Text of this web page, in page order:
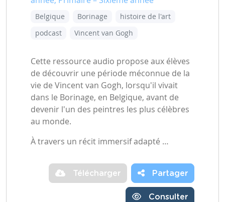
Belgique Borinage
histoire de l'art
podcast
Vincent van Gogh
Cette ressource audio propose aux élèves
de découvrir une période méconnue de la
vie de Vincent van Gogh, lorsqu'il vivait
dans le Borinage, en Belgique, avant de
devenir l'un des peintres les plus célèbres
au monde.
À travers un récit immersif adapté …
Télécharger Partager
Consulter